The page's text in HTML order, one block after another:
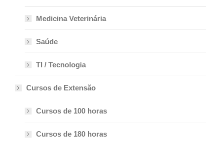
Medicina Veterinária
Saúde
TI / Tecnologia
Cursos de Extensão
Cursos de 100 horas
Cursos de 180 horas